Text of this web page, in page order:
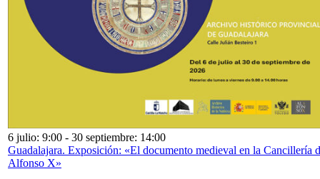
6 julio: 9:00 - 30 septiembre: 14:00
Guadalajara. Exposición: «El documento medieval en la Cancillería
Alfonso X»